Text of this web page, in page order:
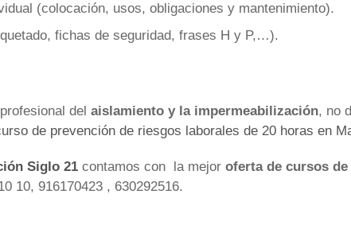
(colocación, usos, obligaciones y mantenimiento).
fichas de seguridad, frases H y P,…).
del aislamiento y la impermeabilización, no
de prevención de riesgos laborales de 20 horas en
Siglo 21 contamos con la mejor oferta de cursos
10, 916170423 , 630292516.